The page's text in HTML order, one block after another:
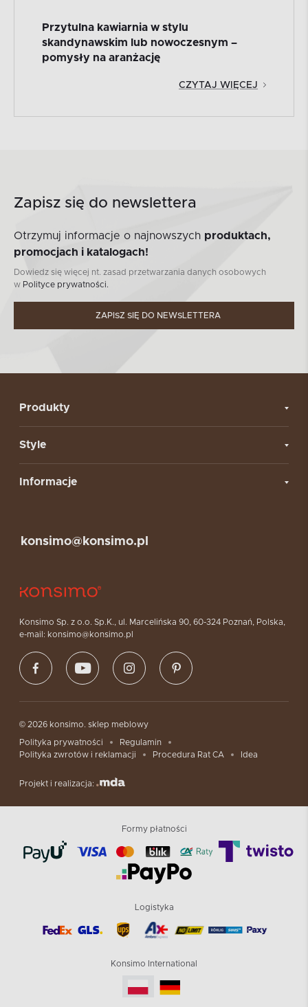
Przytulna kawiarnia w stylu
skandynawskim lub nowoczesnym –
pomysły na aranżację
CZYTAJ WIĘCEJ
Zapisz się do newslettera
Otrzymuj informacje o najnowszych produktach,
promocjach i katalogach!
Dowiedz się więcej nt. zasad przetwarzania danych osobowych
w Polityce prywatności.
ZAPISZ SIĘ DO NEWSLETTERA
Produkty
Style
Informacje
Konsimo Sp. z o.o. Sp.K., ul. Marcelińska 90, 60-324 Poznań, Polska,
e-mail: konsimo@konsimo.pl
konsimo@konsimo.pl
© 2026 konsimo. sklep meblowy
Polityka prywatności
Regulamin
Polityka zwrotów i reklamacji
Procedura Rat CA Idea
Projekt i realizacja:
Formy płatności
Logistyka
Konsimo International